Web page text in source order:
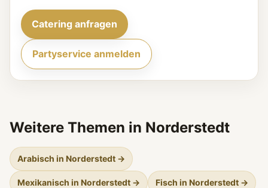
Catering anfragen
Partyservice anmelden
Weitere Themen in Norderstedt
Arabisch in Norderstedt →
Mexikanisch in Norderstedt → Fisch in Norderstedt →